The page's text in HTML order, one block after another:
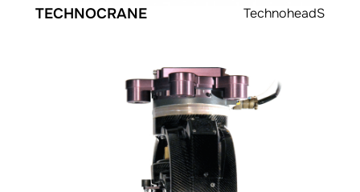
TECHNOCRANE TechnoheadS